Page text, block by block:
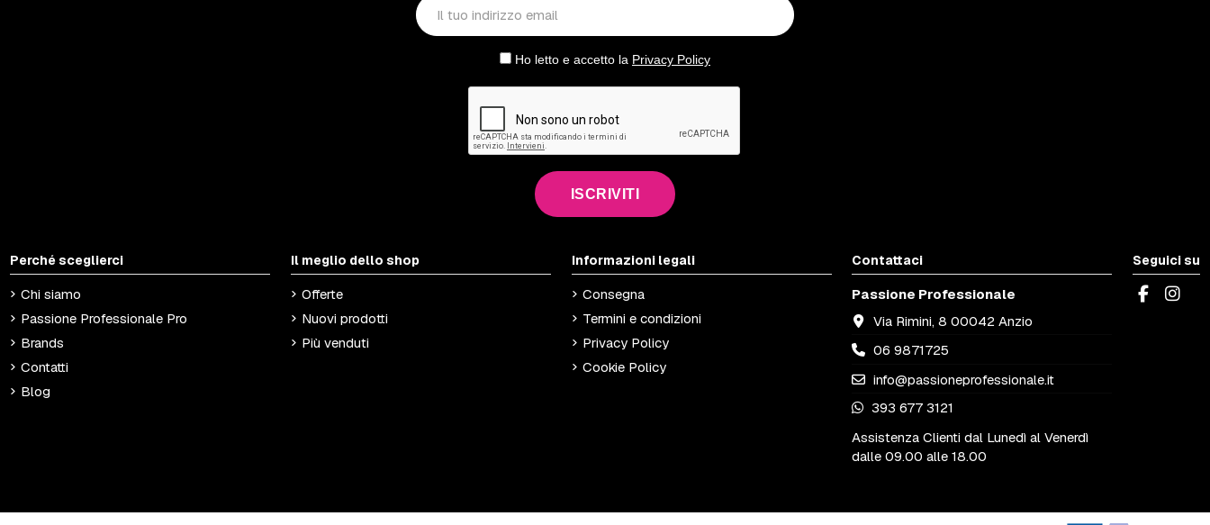
Ho letto e accetto la Privacy Policy
ISCRIVITI
Perché sceglierci
Chi siamo
Passione Professionale Pro
Brands
Contatti
Blog
Il meglio dello shop
Offerte
Nuovi prodotti
Più venduti
Informazioni legali
Consegna
Termini e condizioni
Privacy Policy
Cookie Policy
Contattaci
Passione Professionale
Via Rimini, 8 00042 Anzio
06 9871725
info@passioneprofessionale.it
393 677 3121
Assistenza Clienti dal Lunedì al Venerdì
dalle 09.00 alle 18.00
Seguici su